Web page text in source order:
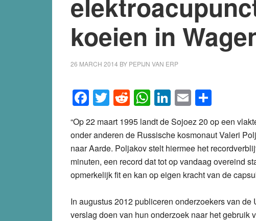
koeien in
26 MARCH 2014 BY PEPIJN VAN ERP
Facebook
Twitter
Reddit
WhatsApp
LinkedIn
Email
“Op 22 maart 1995 landt de Sojoez 20 op een
onder anderen de Russische kosmonaut Valeri
naar Aarde. Poljakov stelt hiermee het
minuten, een record dat tot op vandaag overeind
opmerkelijk fit en kan op eigen kracht van de
In augustus 2012 publiceren onderzoekers van
verslag doen van hun onderzoek naar het